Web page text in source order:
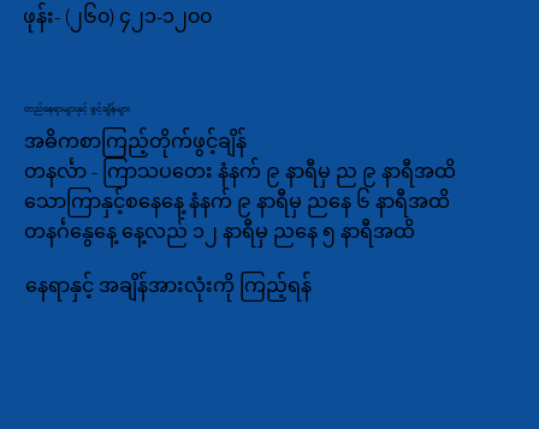
ဖုန်း- (၂၆၀) ၄၂၁-၁၂၀၀
တည်နေရာများနှင့် ဖွင့်ချိန်များ
အဓိကစာကြည့်တိုက်ဖွင့်ချိန်
တနင်္လာ - ကြာသပတေး နံနက် ၉ နာရီမှ ည ၉ နာရီအထိ
သောကြာနှင့်စနေနေ့ နံနက် ၉ နာရီမှ ညနေ ၆ နာရီအထိ
တနင်္ဂနွေနေ့ နေ့လည် ၁၂ နာရီမှ ညနေ ၅ နာရီအထိ
နေရာနှင့် အချိန်အားလုံးကို ကြည့်ရန်